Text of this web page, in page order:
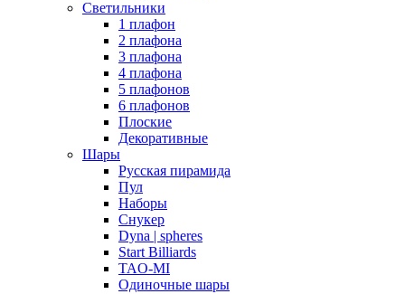
Светильники
1 плафон
2 плафона
3 плафона
4 плафона
5 плафонов
6 плафонов
Плоские
Декоративные
Шары
Русская пирамида
Пул
Наборы
Снукер
Dyna | spheres
Start Billiards
TAO-MI
Одиночные шары